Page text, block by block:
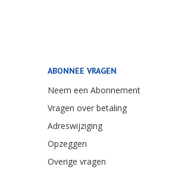
ABONNEE VRAGEN
Neem een Abonnement
Vragen over betaling
Adreswijziging
Opzeggen
Overige vragen